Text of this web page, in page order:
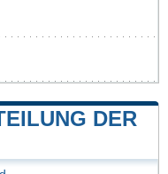
DER